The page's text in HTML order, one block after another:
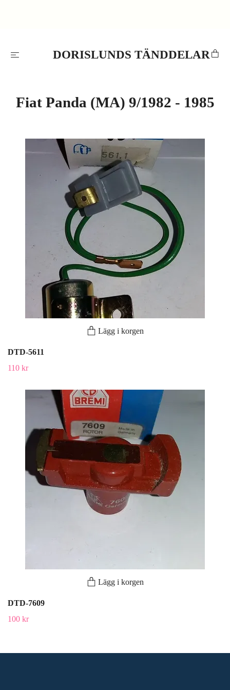
DORISLUNDS TÄNDDELAR
Fiat Panda (MA) 9/1982 - 1985
Lägg i korgen
DTD-5611
110 kr
Lägg i korgen
DTD-7609
100 kr